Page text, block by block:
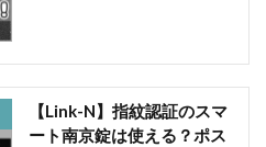
【Link-N】指紋認証のスマ
ート南京錠は使える？ポス